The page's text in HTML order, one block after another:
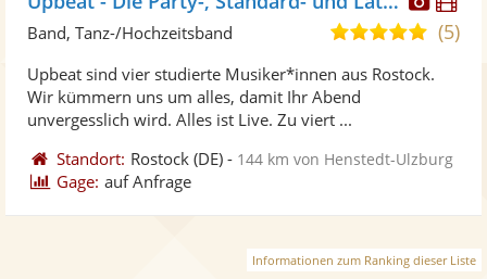
Fotos
4,9
5
(5)
Band, Tanz-/Hochzeitsband
Upbeat sind vier studierte Musiker*innen aus Rostock.
Wir kümmern uns um alles, damit Ihr Abend
unvergesslich wird. Alles ist Live. Zu viert ...
Standort: Rostock (DE) - 144 km von Henstedt-Ulzburg
Gage: auf Anfrage
Informationen zum Ranking dieser Liste